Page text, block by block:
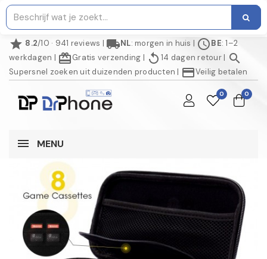
star 8.2/10 · 941 reviews | local_shippingNL: morgen in huis | scheduleBE: 1–2
werkdagen | redeemGratis verzending | replay 14 dagen retour| search
Supersnel zoeken uit duizenden producten | credit_cardVeilig betalen
0 0
MENU